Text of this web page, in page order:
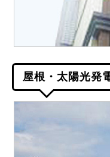
屋根・太陽光発